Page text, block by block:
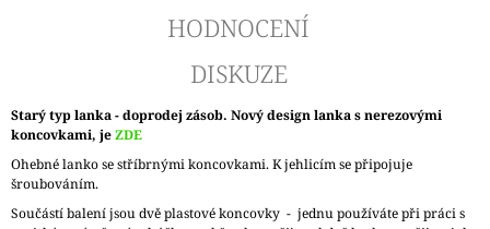
HODNOCENÍ
DISKUZE
Starý typ lanka - doprodej zásob. Nový design lanka s nerezovými
koncovkami, jeZDE
Ohebné lanko se stříbrnými koncovkami. K jehlicím se připojuje
šroubováním.
Součástí balení jsou dvě plastové koncovky - jednu používáte při práci s